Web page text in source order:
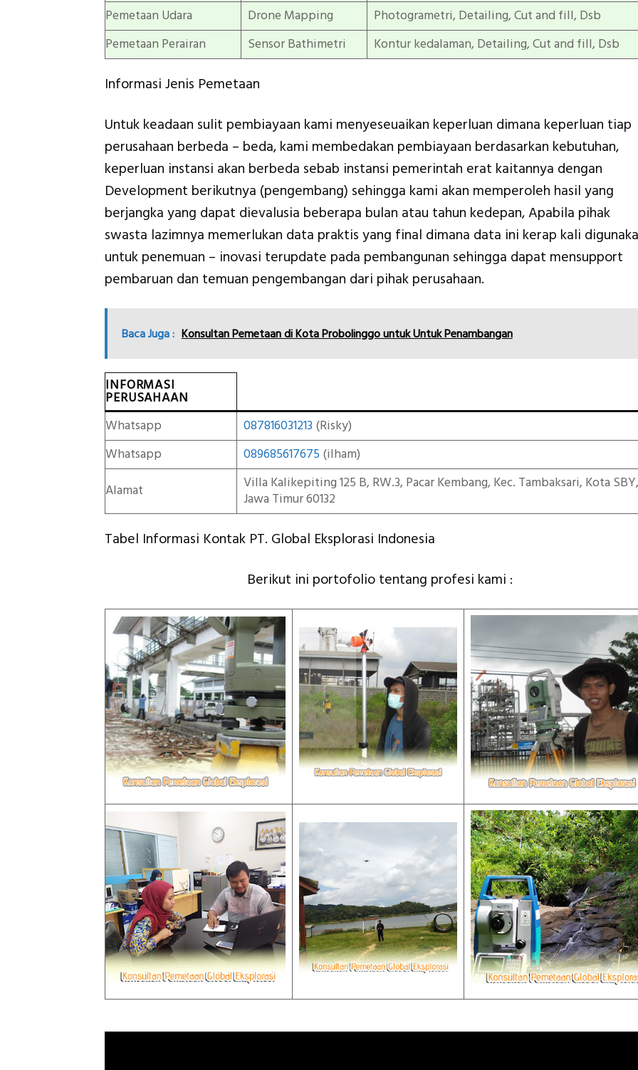
Pemetaan Udara
Drone Mapping
Photogrametri, Detailing, Cut and fill, Dsb
Pemetaan Perairan
Sensor Bathimetri Kontur kedalaman, Detailing, Cut and fill, Dsb
Informasi Jenis Pemetaan
Untuk keadaan sulit pembiayaan kami menyeseuaikan keperluan dimana keperluan tiap
perusahaan berbeda – beda, kami membedakan pembiayaan berdasarkan kebutuhan,
keperluan instansi akan berbeda sebab instansi pemerintah erat kaitannya dengan
Development berikutnya (pengembang) sehingga kami akan memperoleh hasil yang
berjangka yang dapat dievalusia beberapa bulan atau tahun kedepan, Apabila pihak
swasta lazimnya memerlukan data praktis yang final dimana data ini kerap kali
untuk penemuan – inovasi terupdate pada pembangunan sehingga dapat mensupport
pembaruan dan temuan pengembangan dari pihak perusahaan.
Baca Juga : Konsultan Pemetaan di Kota Probolinggo untuk Untuk Penambangan
INFORMASI
PERUSAHAAN
Whatsapp
087816031213 (Risky)
Whatsapp
089685617675 (ilham)
Alamat
Villa Kalikepiting 125 B, RW.3, Pacar Kembang, Kec. Tambaksari, Kota SBY,
Jawa Timur 60132
Tabel Informasi Kontak PT. Global Eksplorasi Indonesia
Berikut ini portofolio tentang profesi kami :